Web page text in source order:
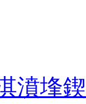
濆埄